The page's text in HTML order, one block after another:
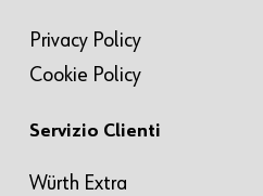
Privacy Policy
Cookie Policy
Servizio Clienti
Würth Extra